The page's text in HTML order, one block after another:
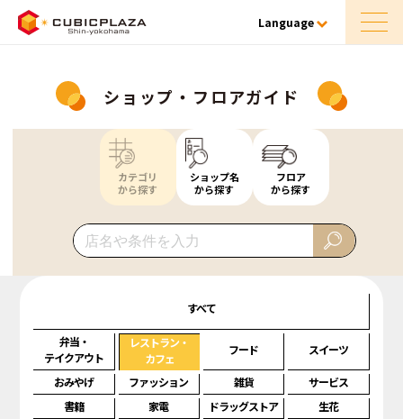
Language
ショップ・フロアガイド
カテゴリ
から探す
ショップ名
から探す
フロア
から探す
すべて
弁当・
テイクアウト
レストラン・
カフェ
フード スイーツ
おみやげ ファッション 雑貨
サービス
書籍
家電 ドラッグストア 生花